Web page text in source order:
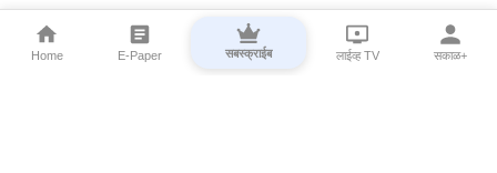
Home E-Paper सबस्क्राईब लाईव्ह TV सकाळ+